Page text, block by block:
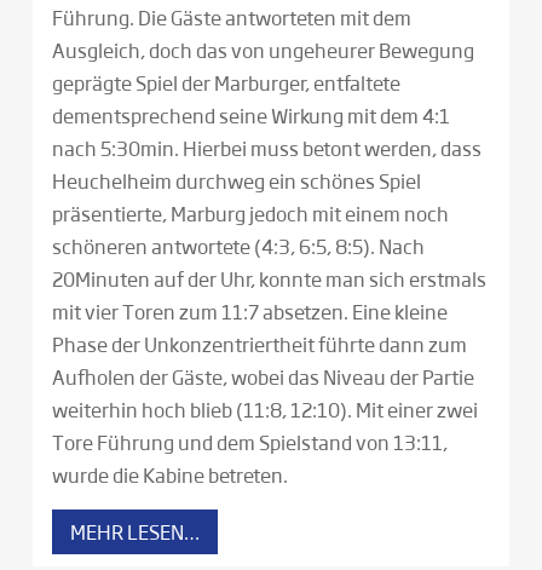
Führung. Die Gäste antworteten mit dem
Ausgleich, doch das von ungeheurer Bewegung
geprägte Spiel der Marburger, entfaltete
dementsprechend seine Wirkung mit dem 4:1
nach 5:30min. Hierbei muss betont werden, dass
Heuchelheim durchweg ein schönes Spiel
präsentierte, Marburg jedoch mit einem noch
schöneren antwortete (4:3, 6:5, 8:5). Nach
20Minuten auf der Uhr, konnte man sich erstmals
mit vier Toren zum 11:7 absetzen. Eine kleine
Phase der Unkonzentriertheit führte dann zum
Aufholen der Gäste, wobei das Niveau der Partie
weiterhin hoch blieb (11:8, 12:10). Mit einer zwei
Tore Führung und dem Spielstand von 13:11,
wurde die Kabine betreten.
MEHR LESEN…